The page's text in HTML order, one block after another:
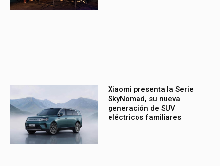
Xiaomi presenta la Serie
SkyNomad, su nueva
generación de SUV
eléctricos familiares